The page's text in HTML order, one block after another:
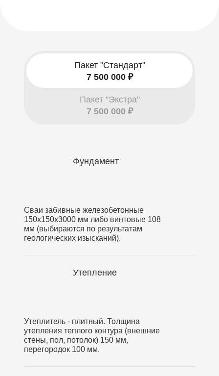
Пакет "Стандарт"
7 500 000 ₽
Пакет "Экстра"
7 500 000 ₽
Фундамент
Сваи забивные железобетонные
150х150х3000 мм либо винтовые 108
мм (выбираются по результатам
геологических изысканий).
Утепление
Утеплитель - плитный. Толщина
утепления теплого контура (внешние
стены, пол, потолок) 150 мм,
перегородок 100 мм.